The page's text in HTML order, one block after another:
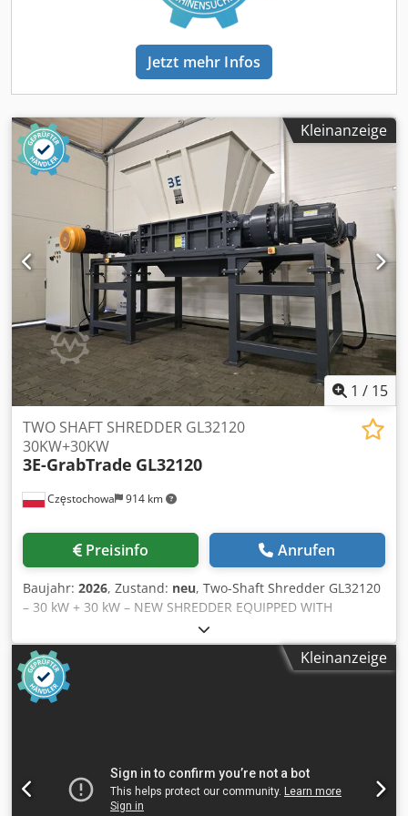
Big-Bag collection station. MAIN ADVANTAGES: Powerful 45
kW drive Heavy-duty industrial construction 1,000 mm
wide cutting rotor Large 1,034 × 540 mm cutting chamber
Efficient V-type cutting system Replaceable screen for
controlling the final material fraction Suitable for
continuous industrial operation Can be integrated with
shredders and complete recycling lines Possibility of
pneumatic material transport to a Big-Bag station
Professional technical support and spare parts availability
Machine available in our offer. We provide professional
technical advice, commissioning, after-sales service and
full access to spare and wear parts, including knives and
screens. Full range of our knife granulators, shredders and
complete recycling systems: GrabTrade – shredding and
recycling machines.
provide a quote for a complete crushing line (conveyor
feeding to the crusher, crusher, conveyor receiving with
possible metal separation, grinding mill, big-bag station
with a transport fan and a two-fraction cyclone). Also
available in our offer: Knife mills Two-shaft crushers Four-
machines
Jetzt mehr Infos
Kleinanzeige
1 / 15
Częstochowa 914 km
TWO SHAFT SHREDDER GL32120
30KW+30KW
3E-GrabTrade GL32120
Preisinfo Anrufen
Baujahr: 2026, Zustand: neu, Two-Shaft Shredder GL32120
– 30 kW + 30 kW – NEW SHREDDER EQUIPPED WITH
HYDRAULIC PRESSURE (CHECK THE ATTACHED TECHNICAL
DRAWING OF THE MACHINE ) GrabTrade has been
specializing in the sale of machinery and complete
technological solutions for the recycling industry for many
years. We are an official representative of 3E Machinery in
independent drives with a power of 30 kW + 30 kW. The
machine operates at low speed and high torque, making it
Kleinanzeige